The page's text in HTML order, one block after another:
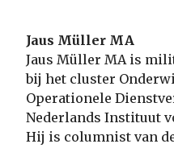
Jaus Müller MA
Jaus Müller MA is
bij het cluster
Operationele
Nederlands Instituut
Hij is columnist van